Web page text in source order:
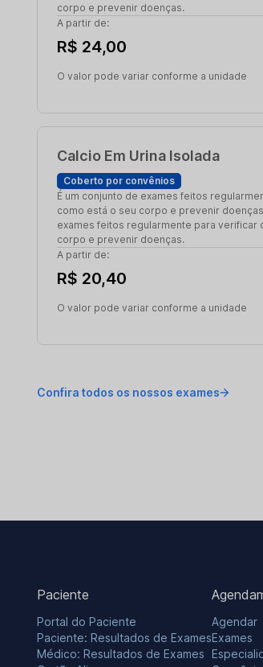
corpo e prevenir doenças.
A partir de:
R$ 24,00
O valor pode variar conforme a unidade
Calcio Em Urina Isolada
Coberto por convênios
É um conjunto de exames feitos
como está o seu corpo e prevenir
exames feitos regularmente para verificar
corpo e prevenir doenças.
A partir de:
R$ 20,40
O valor pode variar conforme a unidade
Confira todos os nossos exames
Paciente
Portal do Paciente
Paciente: Resultados de Exames
Médico: Resultados de Exames
Agendar
Exames